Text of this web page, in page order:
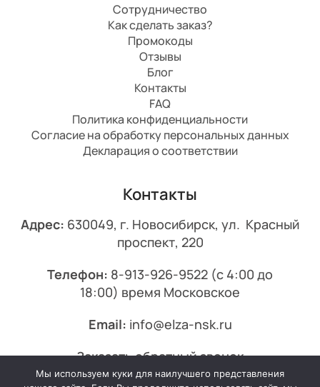
Сотрудничество
Как сделать заказ?
Промокоды
Отзывы
Блог
Контакты
FAQ
Политика конфиденциальности
Согласие на обработку персональных данных
Декларация о соответствии
Контакты
Адрес: 630049, г. Новосибирск, ул. Красный
проспект, 220
Телефон: 8-913-926-9522 (с 4:00 до
18:00) время Московское
Email: info@elza-nsk.ru
Заказать обратный звонок
© 2013-2026 Эльза.
Мы используем куки для наилучшего представления